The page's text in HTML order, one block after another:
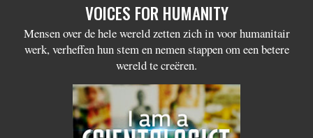
VOICES FOR HUMANITY
Mensen over de hele wereld zetten zich in voor humanitair
werk, verheffen hun stem en nemen stappen om een betere
wereld te creëren.